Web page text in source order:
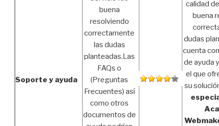
Soporte y ayuda
buena
resolviendo
correctamente
las dudas
planteadas.Las
FAQs o
(Preguntas
Frecuentes) así
como otros
documentos de
calidad
buena
dudas
cuenta
de ayuda
el que
su